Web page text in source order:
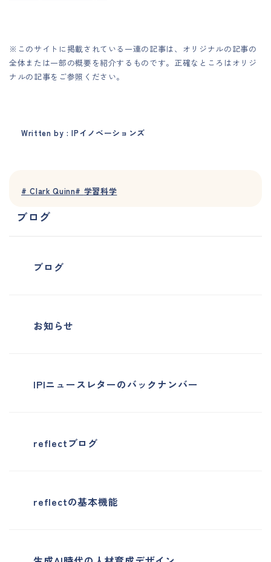
ブログ
ブログ
お知らせ
IPIニュースレターのバックナンバー
reflectブログ
reflectの基本機能
※このサイトに掲載されている一連の記事は、オリジナルの記事の
全体または一部の概要を紹介するものです。正確なところはオリジ
ナルの記事をご参照ください。
Written by : IPイノベーションズ
#Clark Quinn# 学習科学